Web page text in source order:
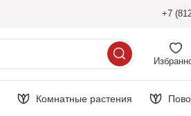
+7
Комнатные растения